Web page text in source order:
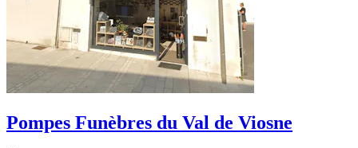
Pompes Funèbres du Val de Viosne